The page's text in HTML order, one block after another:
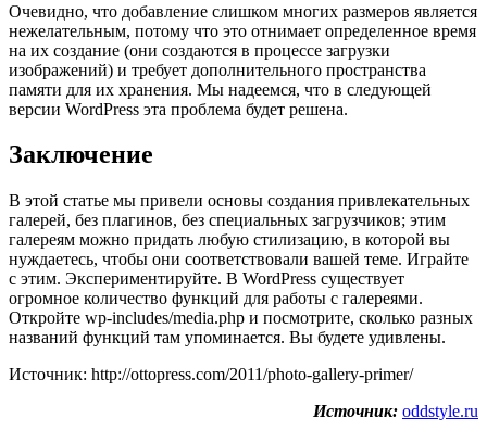
Очевидно, что добавление слишком многих размеров является
нежелательным, потому что это отнимает определенное время
на их создание (они создаются в процессе загрузки
изображений) и требует дополнительного пространства
памяти для их хранения. Мы надеемся, что в следующей
версии WordPress эта проблема будет решена.
Заключение
В этой статье мы привели основы создания привлекательных
галерей, без плагинов, без специальных загрузчиков; этим
галереям можно придать любую стилизацию, в которой вы
нуждаетесь, чтобы они соответствовали вашей теме. Играйте
с этим. Экспериментируйте. В WordPress существует
огромное количество функций для работы с галереями.
Откройте wp-includes/media.php и посмотрите, сколько разных
названий функций там упоминается. Вы будете удивлены.
Источник: http://ottopress.com/2011/photo-gallery-primer/
Источник: oddstyle.ru